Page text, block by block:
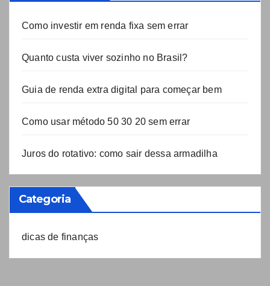
Como investir em renda fixa sem errar
Quanto custa viver sozinho no Brasil?
Guia de renda extra digital para começar bem
Como usar método 50 30 20 sem errar
Juros do rotativo: como sair dessa armadilha
Categoria
dicas de finanças